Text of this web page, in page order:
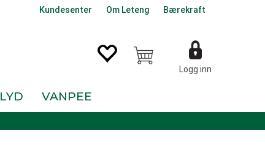
Kundesenter Om Leteng Bærekraft
Logg inn
LYD VANPEE